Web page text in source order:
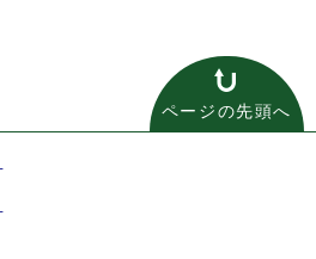
ページの先頭へ